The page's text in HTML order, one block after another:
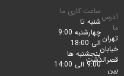
ساعت کاری ما
شنبه تا
چهارشنبه 9:00
الی 18:00
پنجشنبه ها
9:00 الی 14:00